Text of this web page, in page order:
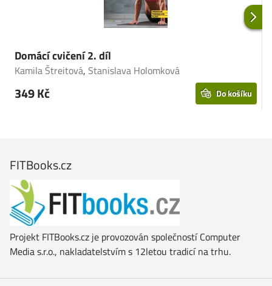
Domácí cvičení 2. díl
Kamila Štreitová, Stanislava Holomková
349 Kč Do košíku
FITBooks.cz
Projekt FITBooks.cz je provozován společností Computer
Media s.r.o., nakladatelstvím s 12letou tradicí na trhu.